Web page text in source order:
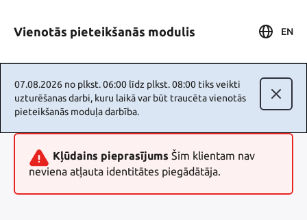
Vienotās pieteikšanās modulis EN
07.08.2026 no plkst. 06:00 līdz plkst. 08:00 tiks veikti
uzturēšanas darbi, kuru laikā var būt traucēta vienotās
pieteikšanās moduļa darbība.
Kļūdains pieprasījums Šim klientam nav
neviena atļauta identitātes piegādātāja.